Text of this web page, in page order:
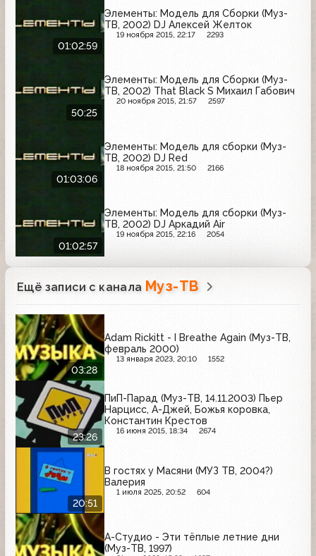
01:02:59
Элементы: Модель для Сборки (Муз-
ТВ, 2002) DJ Алексей Желток
19 ноября 2015, 22:17 2293
50:25
Элементы: Модель для Сборки (Муз-
ТВ, 2002) That Black S Михаил Габович
20 ноября 2015, 21:57 2597
01:03:06
Элементы: Модель для сборки (Муз-
ТВ, 2002) DJ Red
18 ноября 2015, 21:50 2166
01:02:57
Элементы: Модель для сборки (Муз-
ТВ, 2002) DJ Аркадий Air
19 ноября 2015, 22:16 2054
Ещё записи с канала Муз-ТВ
03:28
Adam Rickitt - I Breathe Again (Муз-ТВ,
февраль 2000)
13 января 2023, 20:10 1552
23:26
ПиП-Парад (Муз-ТВ, 14.11.2003) Пьер
Нарцисс, А-Джей, Божья коровка,
Константин Крестов
16 июня 2015, 18:34 2674
20:51
В гостях у Масяни (МУЗ ТВ, 2004?)
Валерия
1 июля 2025, 20:52 604
А-Студио - Эти тёплые летние дни
(Муз-ТВ, 1997)